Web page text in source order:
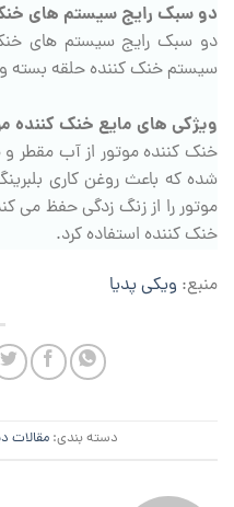
دو سبک رایج سیستم های خنک
دو سبک رایج سیستم های خنک
سیستم خنک کننده حلقه بسته
ویژکی های مایع خنک کننده
خنک کننده موتور از آب مقطر
شده که باعث روغن کاری
موتور را از زنگ زدگی حفظ می
خنک کننده استفاده کرد.
منبع: ویکی پدیا
دسته بندی: مقالات